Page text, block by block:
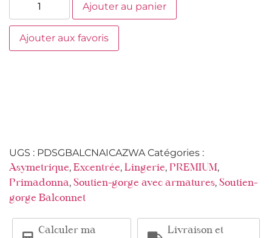
Ajouter au panier
Ajouter aux favoris
UGS : PDSGBALCNAICAZWA Catégories :
Asymetrique, Excentrée, Lingerie, PREMIUM,
Primadonna, Soutien-gorge avec armatures, Soutien-
gorge Balconnet
Calculer ma
Livraison et